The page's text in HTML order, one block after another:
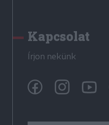
Kapcsolat
Írjon nekünk